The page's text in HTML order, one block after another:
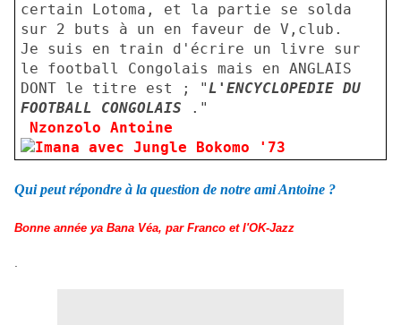
certain Lotoma, et la partie se solda
sur 2 buts à un en faveur de V,club.
Je suis en train d'écrire un livre sur
le football Congolais mais en ANGLAIS
DONT le titre est ; "L'ENCYCLOPEDIE DU
FOOTBALL CONGOLAIS ."
Nzonzolo Antoine
Qui peut répondre à la question de notre ami Antoine ?
Bonne année ya Bana Véa, par Franco et l'OK-Jazz